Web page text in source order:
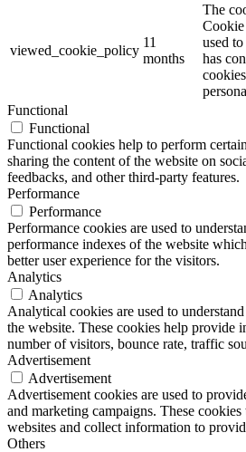
viewed_cookie_policy
11
months
The
used
has
Functional
Functional
Functional cookies help to perform
sharing the content of the website on
feedbacks, and other third-party features.
Performance
Performance
Performance cookies are used to
performance indexes of the website
better user experience for the visitors.
Analytics
Analytics
Analytical cookies are used to
the website. These cookies help provide
number of visitors, bounce rate, traffic
Advertisement
Advertisement
Advertisement cookies are used to
and marketing campaigns. These
websites and collect information to
Others